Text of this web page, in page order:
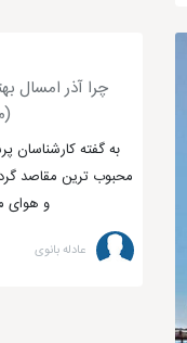
چرا آذر امسال
به گفته کارشناسان
محبوب ترین مقاصد
و هوای
عادله بانوی